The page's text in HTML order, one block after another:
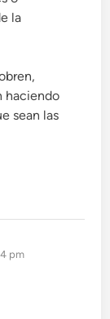
la
haciendo
sean las
pm